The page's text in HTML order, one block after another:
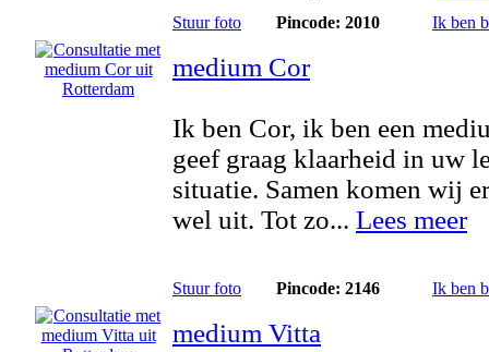
Stuur foto Pincode: 2010 Ik ben
medium Cor
Ik ben Cor, ik ben een
geef graag klaarheid in uw
situatie. Samen komen wij
wel uit. Tot zo... Lees meer
Stuur foto Pincode: 2146 Ik ben
medium Vitta